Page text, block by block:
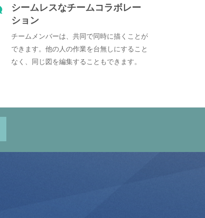
シームレスなチームコラボレー
ション
チームメンバーは、共同で同時に描くことが
できます。他の人の作業を台無しにすること
なく、同じ図を編集することもできます。